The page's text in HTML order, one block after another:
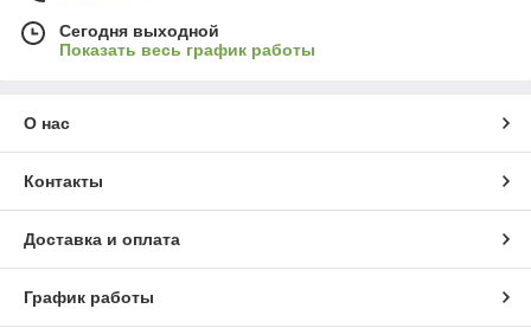
Сегодня выходной
Показать весь график работы
О нас
Контакты
Доставка и оплата
График работы